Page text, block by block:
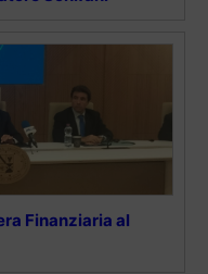
Finanziaria al